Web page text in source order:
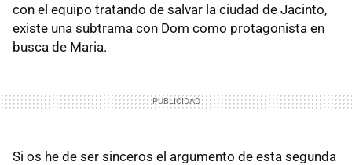
con el equipo tratando de salvar la ciudad de Jacinto,
existe una subtrama con Dom como protagonista en
busca de Maria.
Si os he de ser sinceros el argumento de esta segunda